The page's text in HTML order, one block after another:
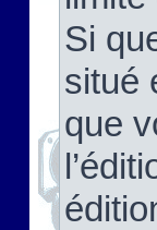
Si
situé
que